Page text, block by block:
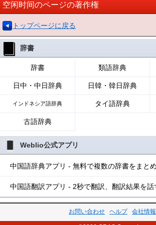
空闲时间のページの著作権
トップページに戻る
辞書
辞書 類語辞典
日中・中日辞典 日韓・韓日辞典
インドネシア語辞典 タイ語辞典
古語辞典
Weblio公式アプリ
中国語辞典アプリ - 無料で複数の辞書をまと
中国語翻訳アプリ - 2秒で翻訳、翻訳結果を
お問い合わせ ヘルプ 会社情報